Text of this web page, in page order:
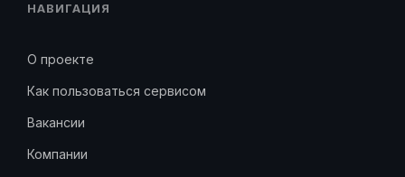
НАВИГАЦИЯ
О проекте
Как пользоваться сервисом
Вакансии
Компании